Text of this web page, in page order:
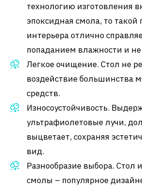
технологию изготовления
эпоксидная смола, то такой
интерьера отлично
попаданием влажности и
Легкое очищение. Стол не
воздействие большинства
средств.
Износоустойчивость.
ультрафиолетовые лучи,
выцветает, сохраняя
вид.
Разнообразие выбора. Стол
смолы – популярное